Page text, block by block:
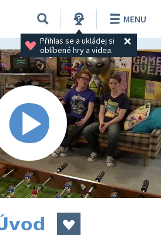
Přihlas se a ukládej si
oblíbené hry a videa.
MENU